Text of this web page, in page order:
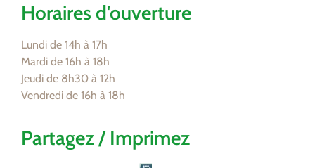
Horaires d'ouverture
Lundi de 14h à 17h
Mardi de 16h à 18h
Jeudi de 8h30 à 12h
Vendredi de 16h à 18h
Partagez / Imprimez